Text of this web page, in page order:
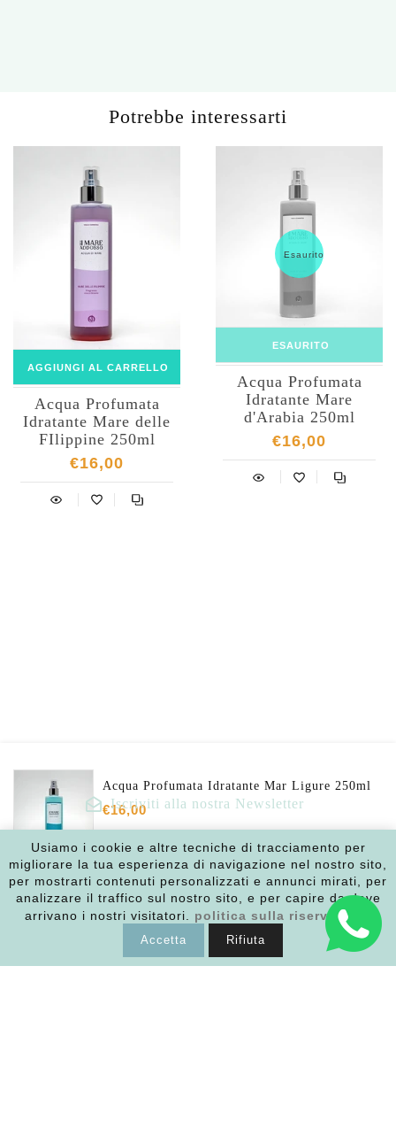
Potrebbe interessarti
AGGIUNGI AL CARRELLO
Acqua Profumata
Idratante Mare delle
FIlippine 250ml
€16,00
Esaurito
ESAURITO
Acqua Profumata
Idratante Mare
d'Arabia 250ml
€16,00
Acqua Profumata Idratante Mar Ligure 250ml
€16,00
AGGIUNGI AL CARRELLO
Iscriviti alla nostra Newsletter
FacebookInstagram
Link
Usiamo i cookie e altre tecniche di tracciamento per
migliorare la tua esperienza di navigazione nel nostro sito,
per mostrarti contenuti personalizzati e annunci mirati, per
analizzare il traffico sul nostro sito, e per capire da dove
arrivano i nostri visitatori.
politica sulla riservatezza
Accetta Rifiuta